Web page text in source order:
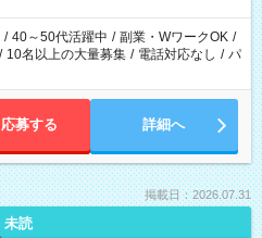
/ 40～50代活躍中 / 副業・WワークOK /
/ 10名以上の大量募集 / 電話対応なし / パ
応募する 詳細へ
掲載日：2026.07.31
未読